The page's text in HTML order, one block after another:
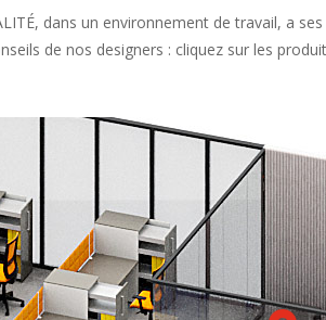
dans un environnement de travail, a
de nos designers : cliquez sur les